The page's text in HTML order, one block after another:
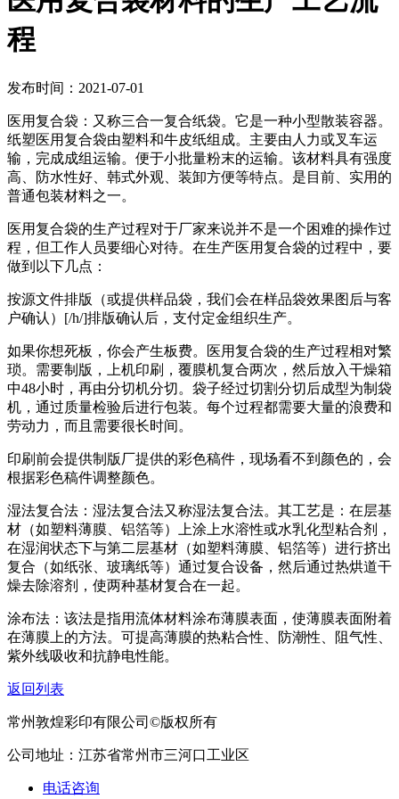
程
发布时间：2021-07-01
医用复合袋：又称三合一复合纸袋。它是一种小型散装容器。
纸塑医用复合袋由塑料和牛皮纸组成。主要由人力或叉车运
输，完成成组运输。便于小批量粉末的运输。该材料具有强度
高、防水性好、韩式外观、装卸方便等特点。是目前、实用的
普通包装材料之一。
医用复合袋的生产过程对于厂家来说并不是一个困难的操作过
程，但工作人员要细心对待。在生产医用复合袋的过程中，要
做到以下几点：
按源文件排版（或提供样品袋，我们会在样品袋效果图后与客
户确认）[/h/]排版确认后，支付定金组织生产。
如果你想死板，你会产生板费。医用复合袋的生产过程相对繁
琐。需要制版，上机印刷，覆膜机复合两次，然后放入干燥箱
中48小时，再由分切机分切。袋子经过切割分切后成型为制袋
机，通过质量检验后进行包装。每个过程都需要大量的浪费和
劳动力，而且需要很长时间。
印刷前会提供制版厂提供的彩色稿件，现场看不到颜色的，会
根据彩色稿件调整颜色。
湿法复合法：湿法复合法又称湿法复合法。其工艺是：在层基
材（如塑料薄膜、铝箔等）上涂上水溶性或水乳化型粘合剂，
在湿润状态下与第二层基材（如塑料薄膜、铝箔等）进行挤出
复合（如纸张、玻璃纸等）通过复合设备，然后通过热烘道干
燥去除溶剂，使两种基材复合在一起。
涂布法：该法是指用流体材料涂布薄膜表面，使薄膜表面附着
在薄膜上的方法。可提高薄膜的热粘合性、防潮性、阻气性、
紫外线吸收和抗静电性能。
返回列表
常州敦煌彩印有限公司©版权所有
公司地址：江苏省常州市三河口工业区
电话咨询